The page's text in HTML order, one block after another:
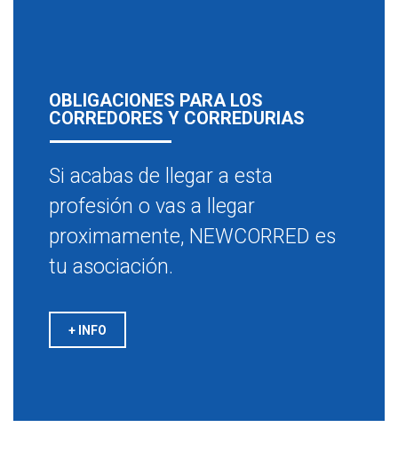
OBLIGACIONES PARA LOS
CORREDORES Y CORREDURIAS
Si acabas de llegar a esta
profesión o vas a llegar
proximamente, NEWCORRED es
tu asociación.
+ INFO